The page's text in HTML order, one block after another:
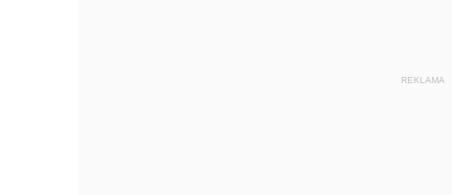
REKLAMA